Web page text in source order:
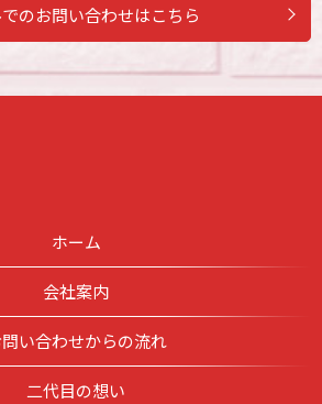
のお問い合わせはこちら
ホーム
会社案内
問い合わせからの流れ
二代目の想い